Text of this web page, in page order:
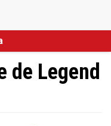
de Legend